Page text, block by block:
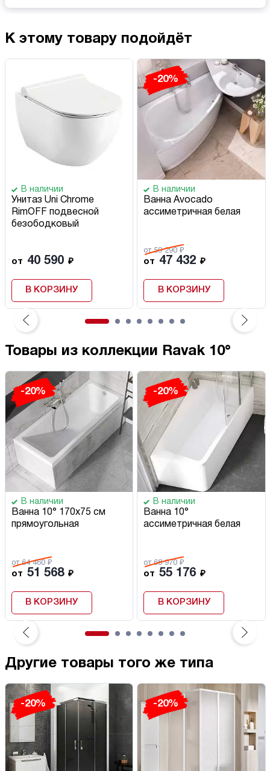
К этому товару подойдёт
В наличии
Унитаз Uni Chrome
RimOFF подвесной
безободковый
от 40 590 ₽
В КОРЗИНУ
-20%
В наличии
Ванна Avocado
ассиметричная белая
от 59 290 ₽
от 47 432 ₽
В КОРЗИНУ
Товары из коллекции Ravak 10°
-20%
В наличии
Ванна 10° 170х75 см
прямоугольная
от 64 460 ₽
от 51 568 ₽
В КОРЗИНУ
-20%
В наличии
Ванна 10°
ассиметричная белая
от 68 970 ₽
от 55 176 ₽
В КОРЗИНУ
Другие товары того же типа
-20% -20%